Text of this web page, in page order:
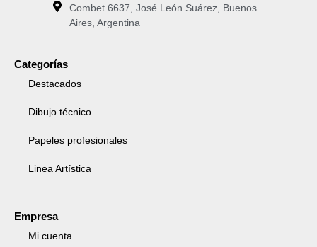
Combet 6637, José León Suárez, Buenos
Aires, Argentina
Categorías
Destacados
Dibujo técnico
Papeles profesionales
Linea Artística
Empresa
Mi cuenta